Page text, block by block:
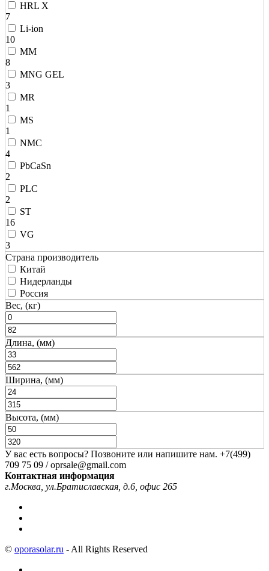
HRL X
7
Li-ion
10
MM
8
MNG GEL
3
MR
1
MS
1
NMC
4
PbCaSn
2
PLC
2
ST
16
VG
3
Страна производитель
Китай
Нидерланды
Россия
Вес, (кг)
Длина, (мм)
Ширина, (мм)
Высота, (мм)
У вас есть вопросы? Позвоните или напишите нам. +7(499)
709 75 09 / oprsale@gmail.com
Контактная информация
г.Москва, ул.Братиславская, д.6, офис 265
© oporasolar.ru - All Rights Reserved